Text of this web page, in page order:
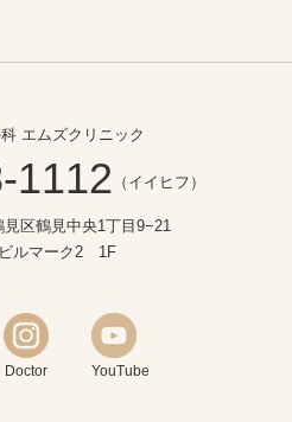
エムズクリニック
1112 （イイヒフ）
区鶴見中央1丁目9−21
ルマーク2 1F
Doctor YouTube